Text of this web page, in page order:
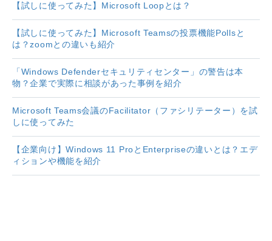
【試しに使ってみた】Microsoft Loopとは？
【試しに使ってみた】Microsoft Teamsの投票機能Pollsと
は？zoomとの違いも紹介
「Windows Defenderセキュリティセンター」の警告は本
物？企業で実際に相談があった事例を紹介
Microsoft Teams会議のFacilitator（ファシリテーター）を試
しに使ってみた
【企業向け】Windows 11 ProとEnterpriseの違いとは？エデ
ィションや機能を紹介